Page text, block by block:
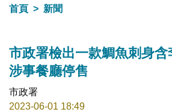
首頁
新聞
市政署檢出一款鯛魚刺身
涉事餐廳停售
市政署
2023-06-01 18:49